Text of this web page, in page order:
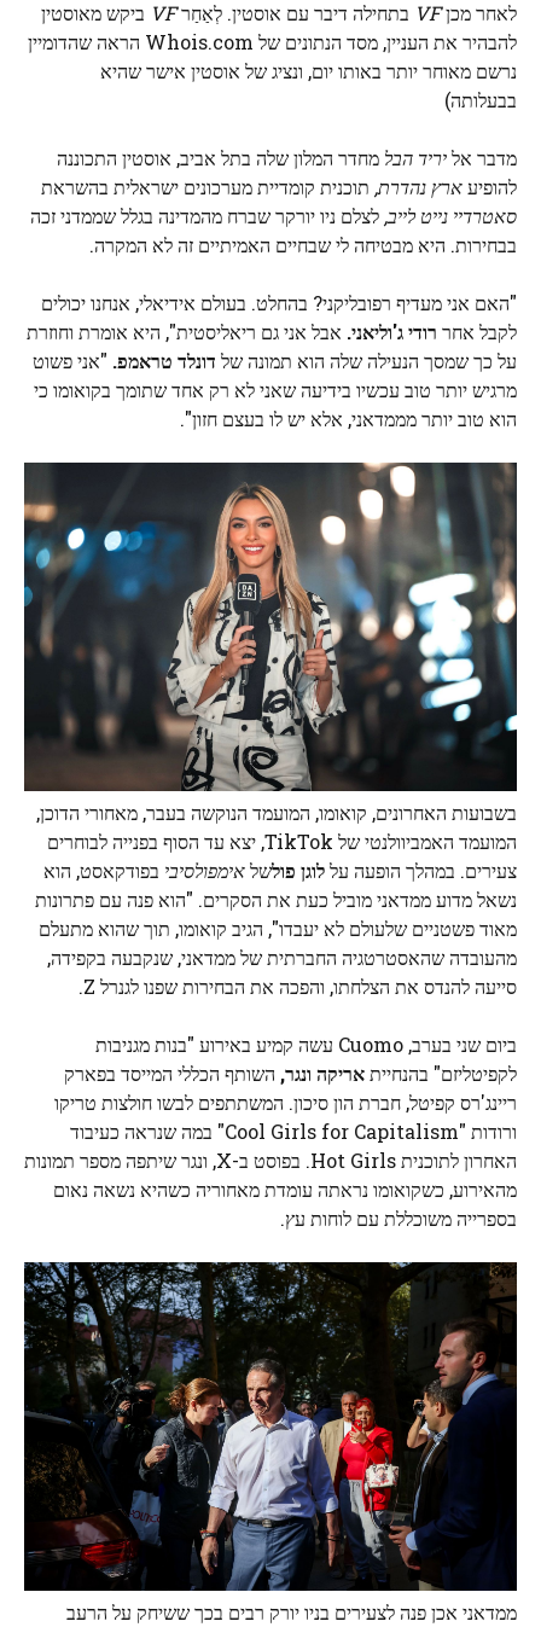
לאחר מכןVF בתחילה דיבר עם אוסטין. לְאַחַרVF ביקש מאוסטין
להבהיר את העניין, מסד הנתונים של Whois.com הראה שהדומיין
נרשם מאוחר יותר באותו יום, ונציג של אוסטין אישר שהיא
בבעלותה)
מדבר אליריד הבל מחדר המלון שלה בתל אביב, אוסטין התכוננה
להופיעארץ נהדרת, תוכנית קומדיית מערכונים ישראלית בהשראת
סאטרדיי נייט לייב, לצלם ניו יורקר שברח מהמדינה בגלל שממדני זכה
בבחירות. היא מבטיחה לי שבחיים האמיתיים זה לא המקרה.
"האם אני מעדיף רפובליקני? בהחלט. בעולם אידיאלי, אנחנו יכולים
לקבל אחר רודי ג'וליאני. אבל אני גם ריאליסטית", היא אומרת וחוזרת
על כך שמסך הנעילה שלה הוא תמונה של דונלד טראמפ. "אני פשוט
מרגיש יותר טוב עכשיו בידיעה שאני לא רק אחד שתומך בקואומו כי
הוא טוב יותר מממדאני, אלא יש לו בעצם חזון".
בשבועות האחרונים, קואומו, המועמד הנוקשה בעבר, מאחורי הדוכן,
המועמד האמביוולנטי של TikTok, יצא עד הסוף בפנייה לבוחרים
צעירים. במהלך הופעה עללוגן פולשלאימפולסיבי בפודקאסט, הוא
נשאל מדוע ממדאני מוביל כעת את הסקרים. "הוא פנה עם פתרונות
מאוד פשטניים שלעולם לא יעבדו", הגיב קואומו, תוך שהוא מתעלם
מהעובדה שהאסטרטגיה החברתית של ממדאני, שנקבעה בקפידה,
סייעה להנדס את הצלחתו, והפכה את הבחירות שפנו לגנרל Z.
ביום שני בערב, Cuomo עשה קמיע באירוע "בנות מגניבות
לקפיטליזם" בהנחייתאריקה ונגר, השותף הכללי המייסד בפארק
ריינג'רס קפיטל, חברת הון סיכון. המשתתפים לבשו חולצות טריקו
ורודות "Cool Girls for Capitalism" במה שנראה כעיבוד
האחרון לתוכנית Hot Girls. בפוסט ב-X, ונגר שיתפה מספר תמונות
מהאירוע, כשקואומו נראתה עומדת מאחוריה כשהיא נשאה נאום
בספרייה משוכללת עם לוחות עץ.
ממדאני אכן פנה לצעירים בניו יורק רבים בכך ששיחק על הרעב